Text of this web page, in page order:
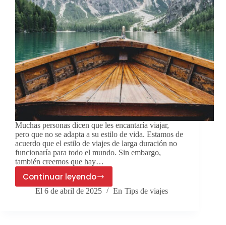
Muchas personas dicen que les encantaría viajar,
pero que no se adapta a su estilo de vida. Estamos de
acuerdo que el estilo de viajes de larga duración no
funcionaría para todo el mundo. Sin embargo,
también creemos que hay…
Continuar leyendo
5
Diferentes
El 6 de abril de 2025 En Tips de viajes